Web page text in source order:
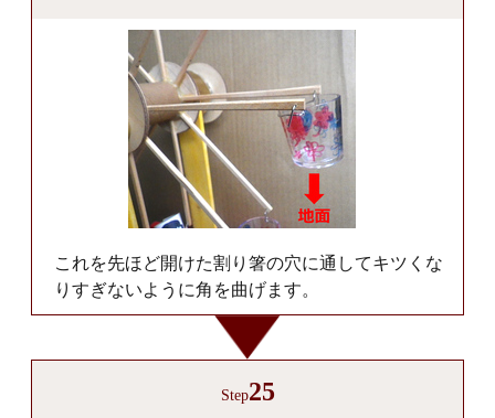
これを先ほど開けた割り箸の穴に通してキツくな
りすぎないように角を曲げます。
Step25